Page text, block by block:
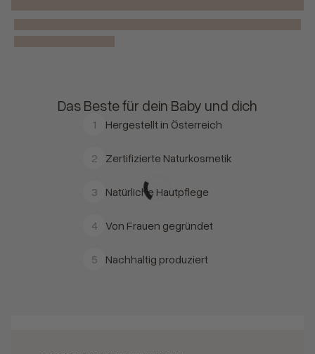
Das Beste für dein Baby und dich
1 Hergestellt in Österreich
2 Zertifizierte Naturkosmetik
3 Natürliche Hautpflege
4 Von Frauen gegründet
5 Nachhaltig produziert